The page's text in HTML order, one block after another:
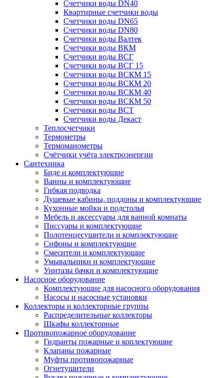
Счетчики воды DN40
Квартирные счетчики воды
Счетчики воды DN65
Счетчики воды DN80
Счетчики воды Валтек
Счетчики воды ВКМ
Счетчики воды ВСГ
Счетчики воды ВСГ 15
Счетчики воды ВСКМ 15
Счетчики воды ВСКМ 20
Счетчики воды ВСКМ 40
Счетчики воды ВСКМ 50
Счетчики воды ВСТ
Счетчики воды Декаст
Теплосчетчики
Термометры
Термоманометры
Счётчики учёта электроэнергии
Сантехника
Биде и комплектующие
Ванны и комплектующие
Гибкая подводка
Душевые кабины, поддоны и комплектующие
Кухонные мойки и подстолья
Мебель и аксессуары для ванной комнаты
Писсуары и комплектующие
Полотенцесушители и комплектующие
Сифоны и комплектующие
Смесители и комплектующие
Умывальники и комплектующие
Унитазы бачки и комплектующие
Насосное оборудование
Комплектующие для насосного оборудования
Насосы и насосные установки
Коллекторы и коллекторные группы
Распределительные коллекторы
Шкафы коллекторные
Противопожарное оборудование
Гидранты пожарные и коплектующие
Клапаны пожарные
Муфты противопожарные
Огнетушители